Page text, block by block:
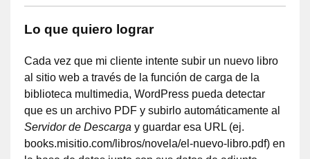
Lo que quiero lograr
Cada vez que mi cliente intente subir un nuevo libro
al sitio web a través de la función de carga de la
biblioteca multimedia, WordPress pueda detectar
que es un archivo PDF y subirlo automáticamente al
Servidor de Descarga y guardar esa URL (ej.
books.misitio.com/libros/novela/el-nuevo-libro.pdf) en